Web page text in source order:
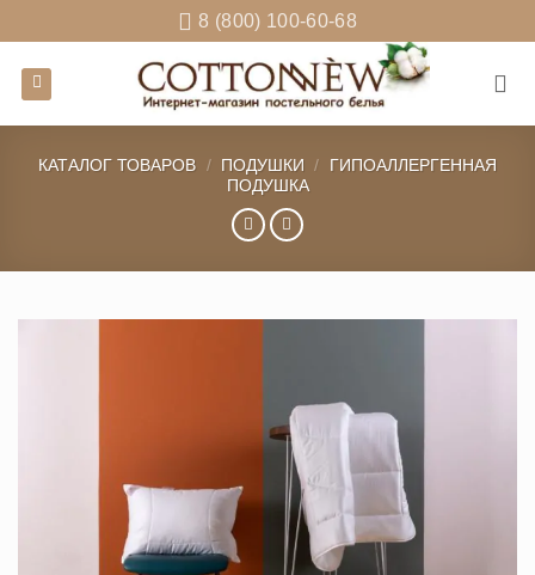
to
content
8 (800) 100-60-68
КАТАЛОГ ТОВАРОВ / ПОДУШКИ /
ГИПОАЛЛЕРГЕННАЯ
ПОДУШКА